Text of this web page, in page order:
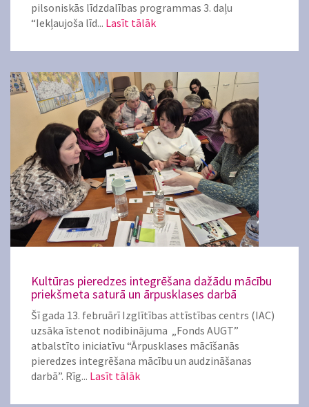
pilsoniskās līdzdalības programmas 3. daļu
“Iekļaujoša līd... Lasīt tālāk
Kultūras pieredzes integrēšana dažādu mācību
priekšmeta saturā un ārpusklases darbā
Šī gada 13. februārī Izglītības attīstības centrs (IAC)
uzsāka īstenot nodibinājuma „Fonds AUGT”
atbalstīto iniciatīvu “Ārpusklases mācīšanās
pieredzes integrēšana mācību un audzināšanas
darbā”. Rīg... Lasīt tālāk